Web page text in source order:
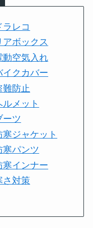
ラレコ
アボックス
動空気入れ
イクカバー
難防止
ルメット
ーツ
寒ジャケット
寒パンツ
寒インナー
さ対策